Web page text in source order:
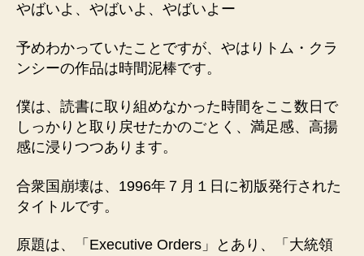
やばいよ、やばいよ、やばいよー
予めわかっていたことですが、やはりトム・クラ
ンシーの作品は時間泥棒です。
僕は、読書に取り組めなかった時間をここ数日で
しっかりと取り戻せたかのごとく、満足感、高揚
感に浸りつつあります。
合衆国崩壊は、1996年７月１日に初版発行された
タイトルです。
原題は、「Executive Orders」とあり、「大統領